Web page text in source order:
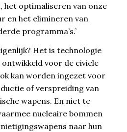
het optimaliseren van onze
en het elimineren van
programma’s.’
Het is technologie
voor de civiele
kan worden ingezet voor
of verspreiding van
wapens. En niet te
nucleaire bommen
naar hun